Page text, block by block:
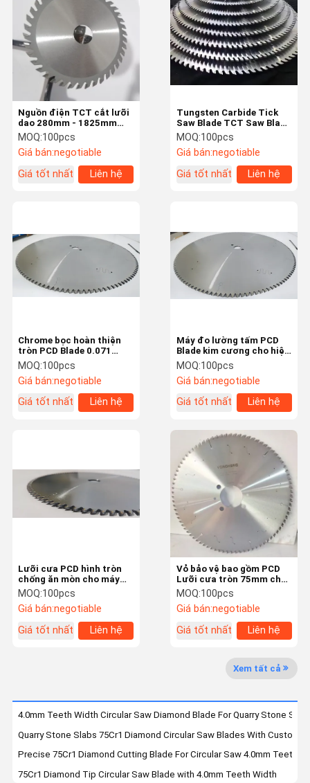
Video Về Chúng Tôi
Chuyến
Kiểm Soát
Tin Tức Các Vụ Án
Yêu Cầu Báo
Giá
Lưỡi cưa tròn công nghiệp
Tungsten Carbide Tick
Saw Blade TCT Saw Blade
12 inch Để cắt melamine
MOQ:100pcs
Giá bán:negotiable
Giá tốt nhất
Liên hệ
Nguồn điện TCT cắt lưỡi
dao 280mm - 1825mm
cho máy hàn tự động
MOQ:100pcs
Giá bán:negotiable
Giá tốt nhất
Liên hệ
Máy đo lường tấm PCD
Blade kim cương cho hiệu
quả hàn tần số cao
MOQ:100pcs
Giá bán:negotiable
Giá tốt nhất
Liên hệ
Chrome bọc hoàn thiện
tròn PCD Blade 0.071
Inches Kerf cho các tấm
máy kích thước
MOQ:100pcs
Giá bán:negotiable
Giá tốt nhất
Liên hệ
Vỏ bảo vệ bao gồm PCD
Lưỡi cưa tròn 75mm cho
cắt nặng
MOQ:100pcs
Giá bán:negotiable
Giá tốt nhất
Liên hệ
Lưỡi cưa PCD hình tròn
chống ăn mòn cho máy
đo kích thước tấm
MOQ:100pcs
Giá bán:negotiable
Giá tốt nhất
Liên hệ
Xem tất cả
4.0mm Teeth Width Circular Saw Diamond Blade For Quarry Stone
Quarry Stone Slabs 75Cr1 Diamond Circular Saw Blades With Custom
Precise 75Cr1 Diamond Cutting Blade For Circular Saw 4.0mm Teeth
75Cr1 Diamond Tip Circular Saw Blade with 4.0mm Teeth Width